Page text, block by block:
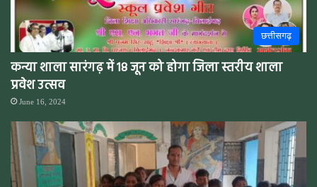
छत्तीसगढ़
कन्या शाला सारंगढ़ में 18 जून को होगा जिला स्तरीय शाला
प्रवेश उत्सव
June 16, 2024